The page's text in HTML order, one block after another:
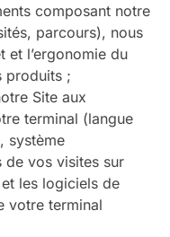
composant notre
parcours), nous
et l’ergonomie du
produits ;
Site aux
terminal (langue
système
de vos visites sur
les logiciels de
votre terminal